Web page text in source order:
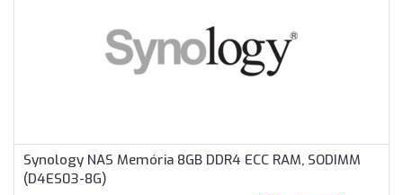
Synology NAS Memória 8GB DDR4 ECC RAM, SODIMM
(D4ES03-8G)